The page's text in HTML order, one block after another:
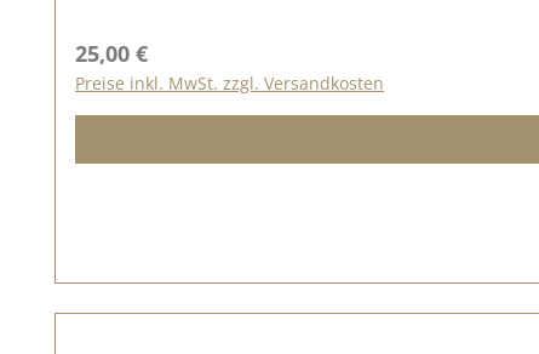
Regulärer Preis:
25,00 €
Preise inkl. MwSt. zzgl. Versandkosten